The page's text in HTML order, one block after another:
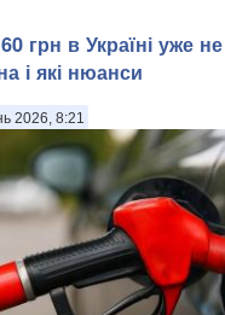
грн в Україні уже
і які нюанси
2026, 8:21